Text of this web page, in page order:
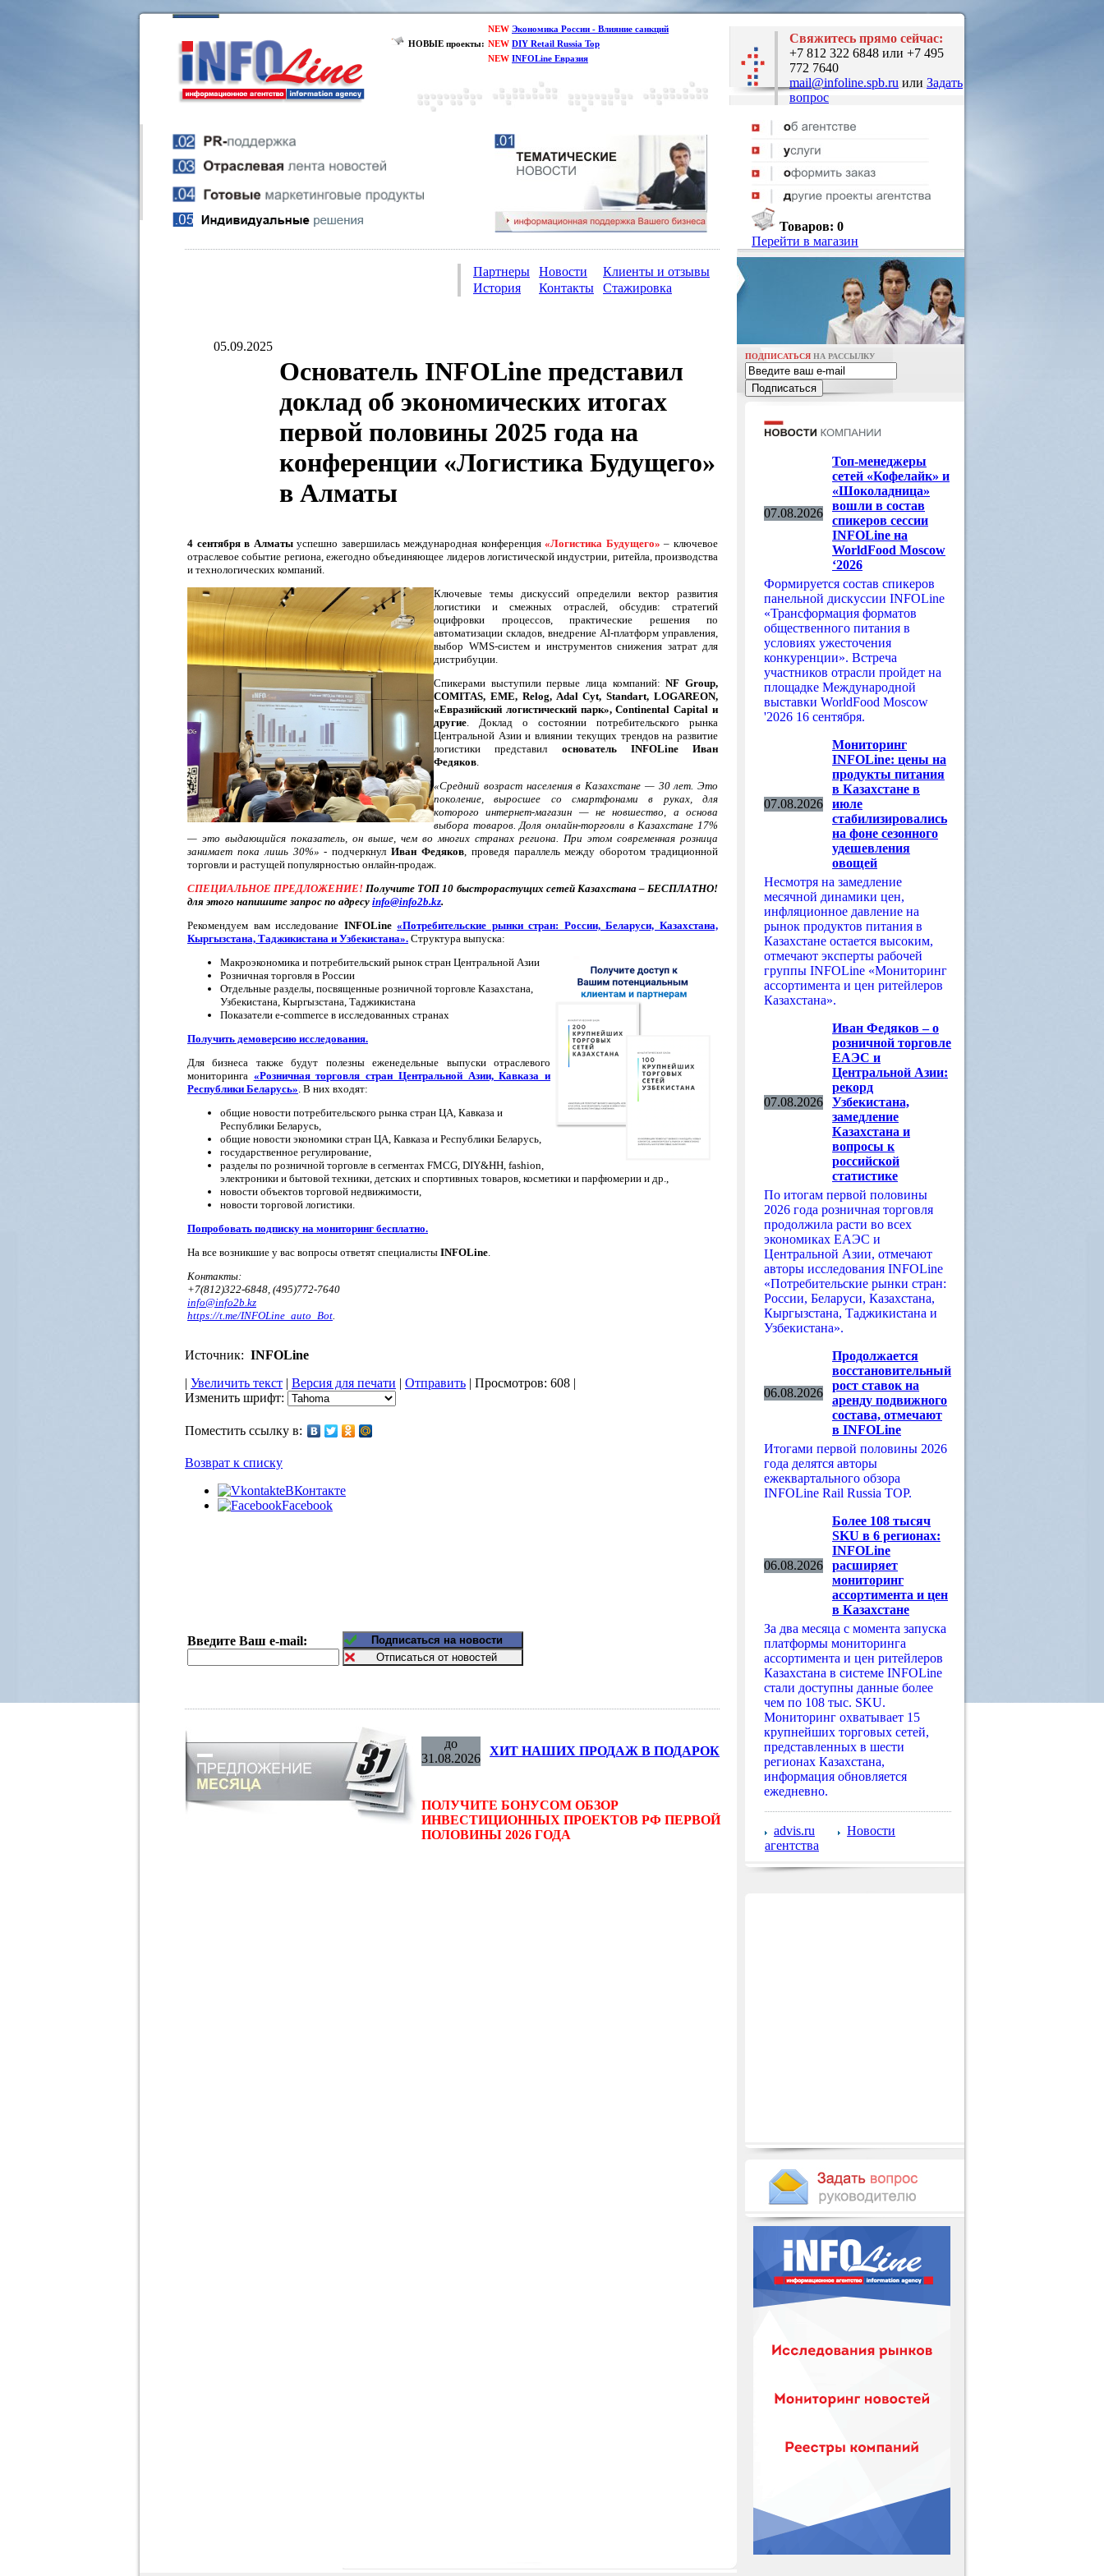
НОВЫЕ проекты:
NEW Экономика России - Влияние санкций
NEW DIY Retail Russia Top
NEW INFOLine Евразия
Свяжитесь прямо сейчас:
+7 812 322 6848 или +7 495
772 7640
mail@infoline.spb.ru или Задать
вопрос
Товаров: 0
Перейти в магазин
Партнеры Новости
Клиенты и отзывы
История
Контакты Стажировка
05.09.2025
Основатель INFOLine представил
доклад об экономических итогах
первой половины 2025 года на
конференции «Логистика Будущего»
в Алматы
4 сентября в Алматыуспешно завершилась международная конференция«Логистика Будущего» – ключевое
отраслевое событие региона, ежегодно объединяющее лидеров логистической индустрии, ритейла, производства
и технологических компаний.
Ключевые темы дискуссий определили вектор развития
логистики и смежных отраслей, обсудив: стратегий
оцифровки процессов, практические решения по
автоматизации складов, внедрение AI-платформ управления,
выбор WMS-систем и инструментов снижения затрат для
дистрибуции.
Спикерами выступили первые лица компаний:NF Group,
COMITAS, EME, Relog, Adal Cyt, Standart, LOGAREON,
«Евразийский логистический парк», Continental Capital и
другие. Доклад о состоянии потребительского рынка
Центральной Азии и влиянии текущих трендов на развитие
логистики представил основатель INFOLine Иван
Федяков.
«Средний возраст населения в Казахстане — 30 лет. Это
поколение, выросшее со смартфонами в руках, для
которого интернет-магазин — не новшество, а основа
выбора товаров. Доля онлайн-торговли в Казахстане 17%
— это выдающийся показатель, он выше, чем во многих странах региона. При этом современная розница
занимает пока лишь 30%» - подчеркнул Иван Федяков, проведя параллель между оборотом традиционной
торговли и растущей популярностью онлайн-продаж.
СПЕЦИАЛЬНОЕ ПРЕДЛОЖЕНИЕ! Получите ТОП 10 быстрорастущих сетей Казахстана – БЕСПЛАТНО!
для этого напишите запрос по адресу info@info2b.kz.
Рекомендуем вам исследование INFOLine «Потребительские рынки стран: России, Беларуси, Казахстана,
Кыргызстана, Таджикистана и Узбекистана». Структура выпуска:
Макроэкономика и потребительский рынок стран Центральной Азии
Розничная торговля в России
Отдельные разделы, посвященные розничной торговле Казахстана,
Узбекистана, Кыргызстана, Таджикистана
Показатели e-commerce в исследованных странах
Получить демоверсию исследования.
Для бизнеса также будут полезны еженедельные выпуски отраслевого
мониторинга «Розничная торговля стран Центральной Азии, Кавказа и
Республики Беларусь». В них входят:
общие новости потребительского рынка стран ЦА, Кавказа и
Республики Беларусь,
общие новости экономики стран ЦА, Кавказа и Республики Беларусь,
государственное регулирование,
разделы по розничной торговле в сегментах FMCG, DIY&HH, fashion,
электроники и бытовой техники, детских и спортивных товаров, косметики и парфюмерии и др.,
новости объектов торговой недвижимости,
новости торговой логистики.
Попробовать подписку на мониторинг бесплатно.
На все возникшие у вас вопросы ответят специалисты INFOLine.
Контакты:
+7(812)322-6848, (495)772-7640
info@info2b.kz
https://t.me/INFOLine_auto_Bot.
Источник: INFOLine
| Увеличить текст | Версия для печати | Отправить | Просмотров: 608 |
Изменить шрифт:
Поместить ссылку в:
Возврат к списку
ВКонтакте
Facebook
Введите Ваш e-mail:
до
31.08.2026
ХИТ НАШИХ ПРОДАЖ В ПОДАРОК
ПОЛУЧИТЕ БОНУСОМ ОБЗОР
ИНВЕСТИЦИОННЫХ ПРОЕКТОВ РФ ПЕРВОЙ
ПОЛОВИНЫ 2026 ГОДА
ПОДПИСАТЬСЯ НА РАССЫЛКУ
07.08.2026
Топ-менеджеры
сетей «Кофелайк» и
«Шоколадница»
вошли в состав
спикеров сессии
INFOLine на
WorldFood Moscow
‘2026
Формируется состав спикеров
панельной дискуссии INFOLine
«Трансформация форматов
общественного питания в
условиях ужесточения
конкуренции». Встреча
участников отрасли пройдет на
площадке Международной
выставки WorldFood Moscow
'2026 16 сентября.
07.08.2026
Мониторинг
INFOLine: цены на
продукты питания
в Казахстане в
июле
стабилизировались
на фоне сезонного
удешевления
овощей
Несмотря на замедление
месячной динамики цен,
инфляционное давление на
рынок продуктов питания в
Казахстане остается высоким,
отмечают эксперты рабочей
группы INFOLine «Мониторинг
ассортимента и цен ритейлеров
Казахстана».
07.08.2026
Иван Федяков – о
розничной торговле
ЕАЭС и
Центральной Азии:
рекорд
Узбекистана,
замедление
Казахстана и
вопросы к
российской
статистике
По итогам первой половины
2026 года розничная торговля
продолжила расти во всех
экономиках ЕАЭС и
Центральной Азии, отмечают
авторы исследования INFOLine
«Потребительские рынки стран:
России, Беларуси, Казахстана,
Кыргызстана, Таджикистана и
Узбекистана».
06.08.2026
Продолжается
восстановительный
рост ставок на
аренду подвижного
состава, отмечают
в INFOLine
Итогами первой половины 2026
года делятся авторы
ежеквартального обзора
INFOLine Rail Russia TOP.
06.08.2026
Более 108 тысяч
SKU в 6 регионах:
INFOLine
расширяет
мониторинг
ассортимента и цен
в Казахстане
За два месяца с момента запуска
платформы мониторинга
ассортимента и цен ритейлеров
Казахстана в системе INFOLine
стали доступны данные более
чем по 108 тыс. SKU.
Мониторинг охватывает 15
крупнейших торговых сетей,
представленных в шести
регионах Казахстана,
информация обновляется
ежедневно.
advis.ru
Новости
агентства